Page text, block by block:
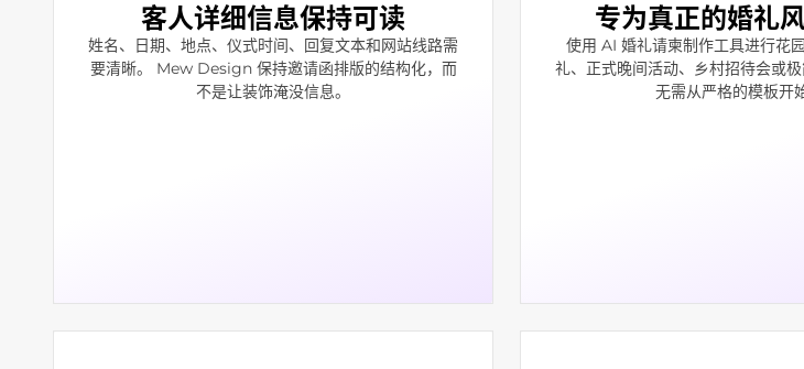
客人详细信息保持可读
姓名、日期、地点、仪式时间、回复文本和网站线路需
要清晰。 Mew Design 保持邀请函排版的结构化，而
不是让装饰淹没信息。
专为真正的婚礼
使用 AI 婚礼请柬制作工具进行花
礼、正式晚间活动、乡村招待会或极
无需从严格的模板开始